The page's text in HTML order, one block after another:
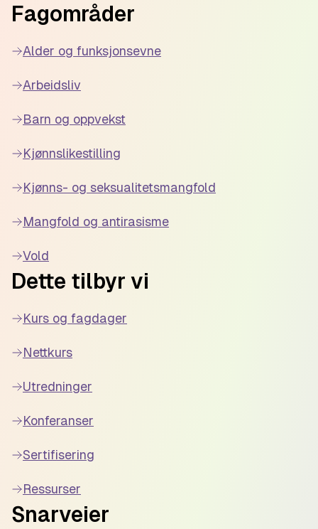
Fagområder
Alder og funksjonsevne
Arbeidsliv
Barn og oppvekst
Kjønnslikestilling
Kjønns- og seksualitetsmangfold
Mangfold og antirasisme
Vold
Dette tilbyr vi
Kurs og fagdager
Nettkurs
Utredninger
Konferanser
Sertifisering
Ressurser
Snarveier